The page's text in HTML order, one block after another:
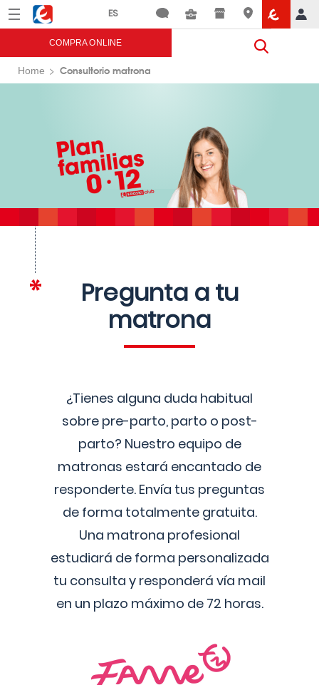
Menú Eroski
COMPRA ONLINE
Home Consultorio matrona
Pregunta a tu
matrona
¿Tienes alguna duda habitual
sobre pre-parto, parto o post-
parto? Nuestro equipo de
matronas estará encantado de
responderte. Envía tus preguntas
de forma totalmente gratuita.
Una matrona profesional
estudiará de forma personalizada
tu consulta y responderá vía mail
en un plazo máximo de 72 horas.